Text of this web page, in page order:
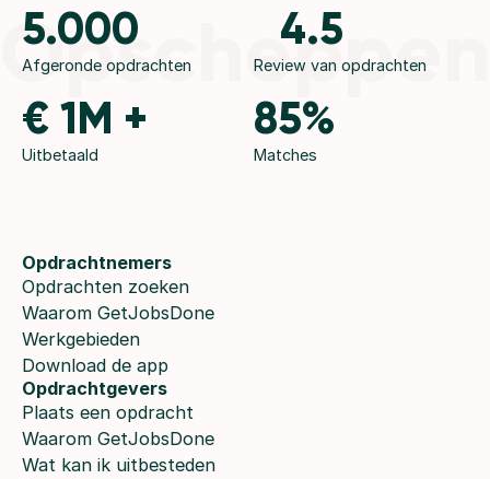
Opscheppen
5.000
Afgeronde opdrachten
4.5
Review van opdrachten
€ 1M +
Uitbetaald
85%
Matches
Opdrachtnemers
Opdrachten zoeken
Waarom GetJobsDone
Werkgebieden
Download de app
Opdrachtgevers
Plaats een opdracht
Waarom GetJobsDone
Wat kan ik uitbesteden